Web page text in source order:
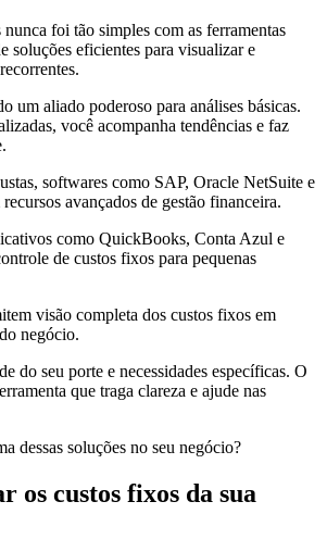
foi tão simples com as ferramentas
soluções eficientes para visualizar e
um aliado poderoso para análises básicas.
você acompanha tendências e faz
softwares como SAP, Oracle NetSuite e
avançados de gestão financeira.
como QuickBooks, Conta Azul e
de custos fixos para pequenas
visão completa dos custos fixos em
negócio.
do seu porte e necessidades específicas. O
que traga clareza e ajude nas
dessas soluções no seu negócio?
os custos fixos da sua